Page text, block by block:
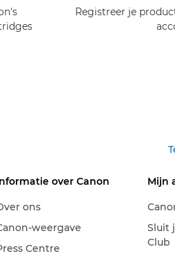
Registreer je
over Canon
ons
weergave
Centre
Mijn
Sluit
Club